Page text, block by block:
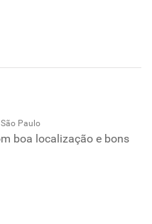
Paulo
boa localização e bons